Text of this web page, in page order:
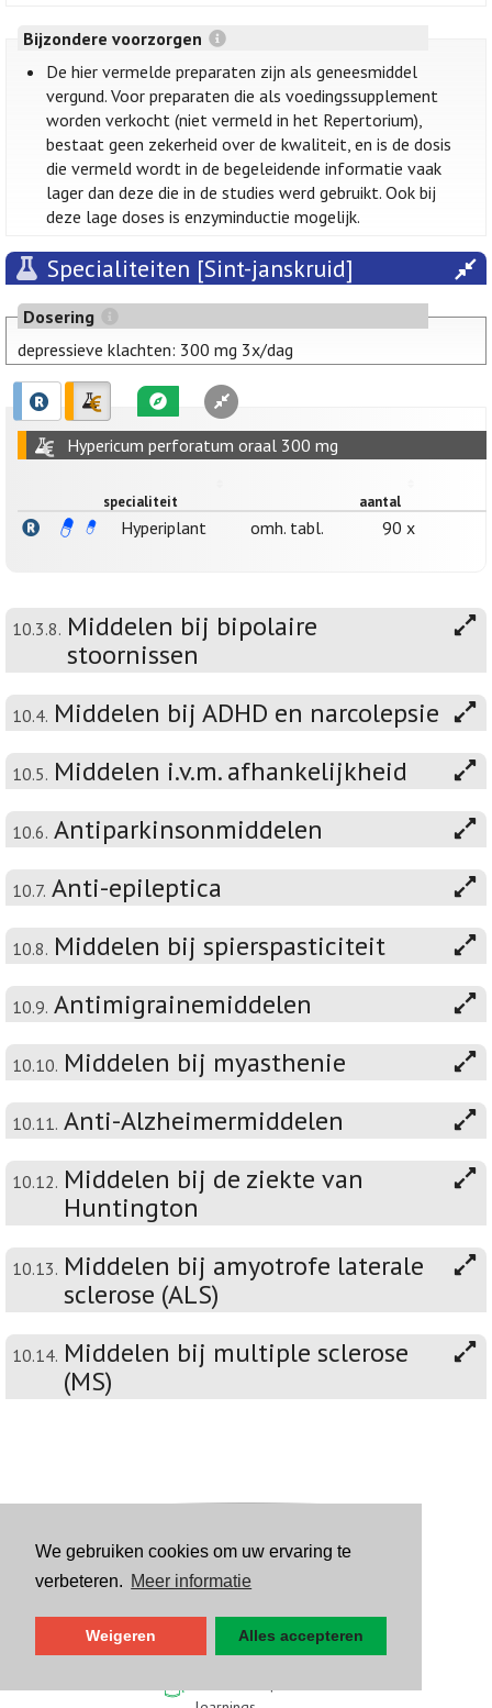
We gebruiken cookies om uw ervaring te
verbeteren. Meer informatie
Weigeren Alles accepteren
Bijzondere voorzorgen
De hier vermelde preparaten zijn als geneesmiddel
vergund. Voor preparaten die als voedingssupplement
worden verkocht (niet vermeld in het Repertorium),
bestaat geen zekerheid over de kwaliteit, en is de dosis
die vermeld wordt in de begeleidende informatie vaak
lager dan deze die in de studies werd gebruikt. Ook bij
deze lage doses is enzyminductie mogelijk.
Specialiteiten [Sint-janskruid]
Dosering
depressieve klachten: 300 mg 3x/dag
Hypericum perforatum oraal 300 mg
specialiteit aantal
Hyperiplant omh. tabl. 90 x
10.3.8. Middelen bij bipolaire
stoornissen
10.4. Middelen bij ADHD en narcolepsie
10.5. Middelen i.v.m. afhankelijkheid
10.6. Antiparkinsonmiddelen
10.7. Anti-epileptica
10.8. Middelen bij spierspasticiteit
10.9. Antimigrainemiddelen
10.10. Middelen bij myasthenie
10.11. Anti-Alzheimermiddelen
10.12. Middelen bij de ziekte van
Huntington
10.13. Middelen bij amyotrofe laterale
sclerose (ALS)
10.14. Middelen bij multiple sclerose
(MS)